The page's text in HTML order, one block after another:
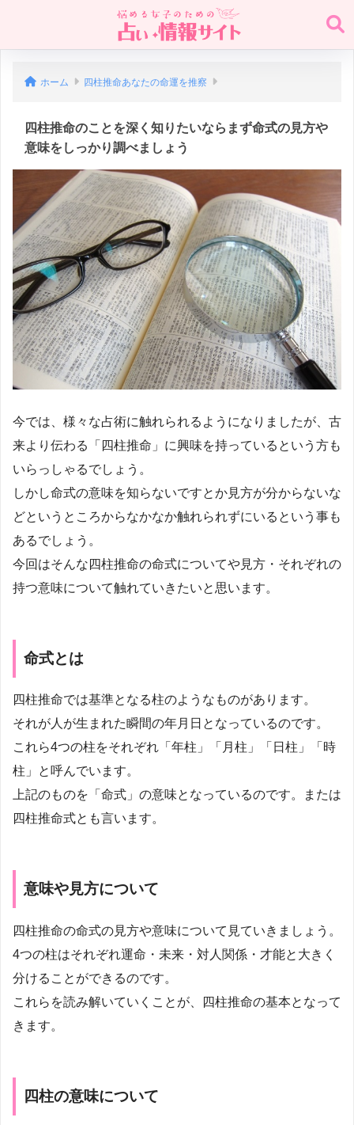
ホーム 四柱推命あなたの命運を推察
四柱推命のことを深く知りたいならまず命式の見方や
意味をしっかり調べましょう
今では、様々な占術に触れられるようになりましたが、古
来より伝わる「四柱推命」に興味を持っているという方も
いらっしゃるでしょう。
しかし命式の意味を知らないですとか見方が分からないな
どというところからなかなか触れられずにいるという事も
あるでしょう。
今回はそんな四柱推命の命式についてや見方・それぞれの
持つ意味について触れていきたいと思います。
命式とは
四柱推命では基準となる柱のようなものがあります。
それが人が生まれた瞬間の年月日となっているのです。
これら4つの柱をそれぞれ「年柱」「月柱」「日柱」「時
柱」と呼んでいます。
上記のものを「命式」の意味となっているのです。または
四柱推命式とも言います。
意味や見方について
四柱推命の命式の見方や意味について見ていきましょう。
4つの柱はそれぞれ運命・未来・対人関係・才能と大きく
分けることができるのです。
これらを読み解いていくことが、四柱推命の基本となって
きます。
四柱の意味について